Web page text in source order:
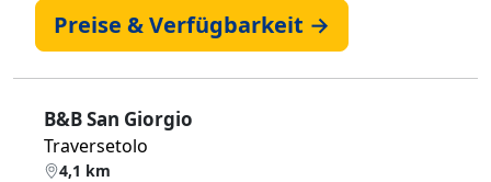
Preise & Verfügbarkeit →
B&B San Giorgio
Traversetolo
4,1 km